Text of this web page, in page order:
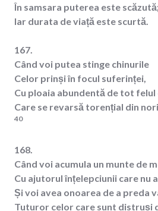
În samsara puterea este
Iar durata de viață este scurtă.
167.
Când voi putea stinge chinurile
Celor prinși în focul suferinței,
Cu ploaia abundentă de tot
Care se revarsă torențial din
40
168.
Când voi acumula un munte de
Cu ajutorul înțelepciunii care nu
Și voi avea onoarea de a preda
Tuturor celor care sunt distruși